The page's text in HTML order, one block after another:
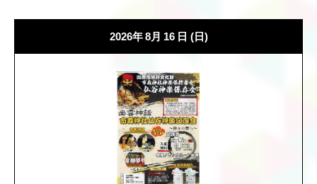
2026年 8月 16 日 (日)